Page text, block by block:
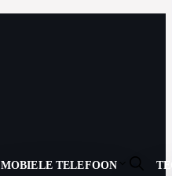
MOBIELE TELEFOON